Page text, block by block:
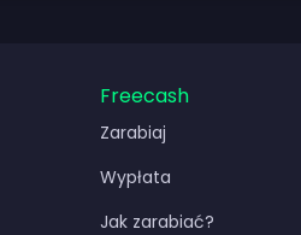
Freecash
Zarabiaj
Wypłata
Jak zarabiać?